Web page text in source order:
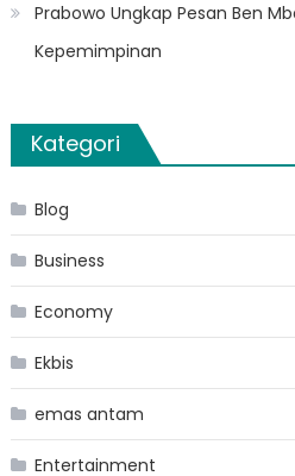
Prabowo Ungkap Pesan Ben
Kepemimpinan
Kategori
Blog
Business
Economy
Ekbis
emas antam
Entertainment